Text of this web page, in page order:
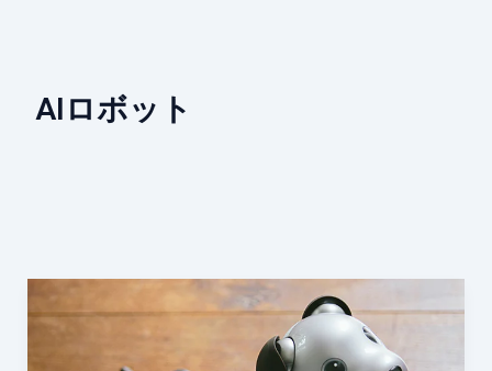
AIロボット
Sony
AIBO